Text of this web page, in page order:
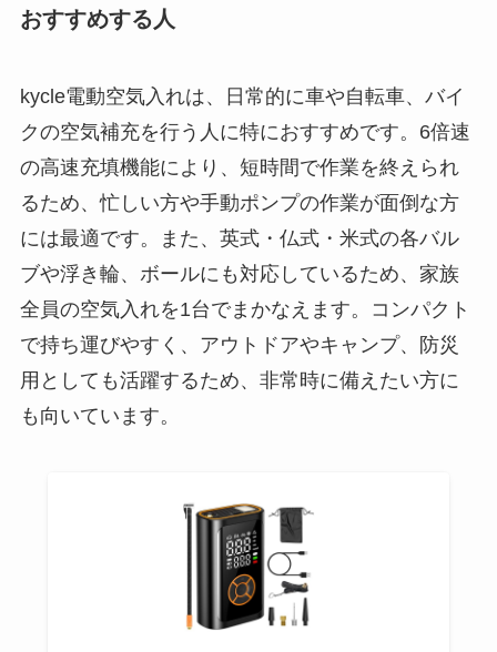
おすすめする人
kycle電動空気入れは、日常的に車や自転車、バイ
クの空気補充を行う人に特におすすめです。6倍速
の高速充填機能により、短時間で作業を終えられ
るため、忙しい方や手動ポンプの作業が面倒な方
には最適です。また、英式・仏式・米式の各バル
ブや浮き輪、ボールにも対応しているため、家族
全員の空気入れを1台でまかなえます。コンパクト
で持ち運びやすく、アウトドアやキャンプ、防災
用としても活躍するため、非常時に備えたい方に
も向いています。